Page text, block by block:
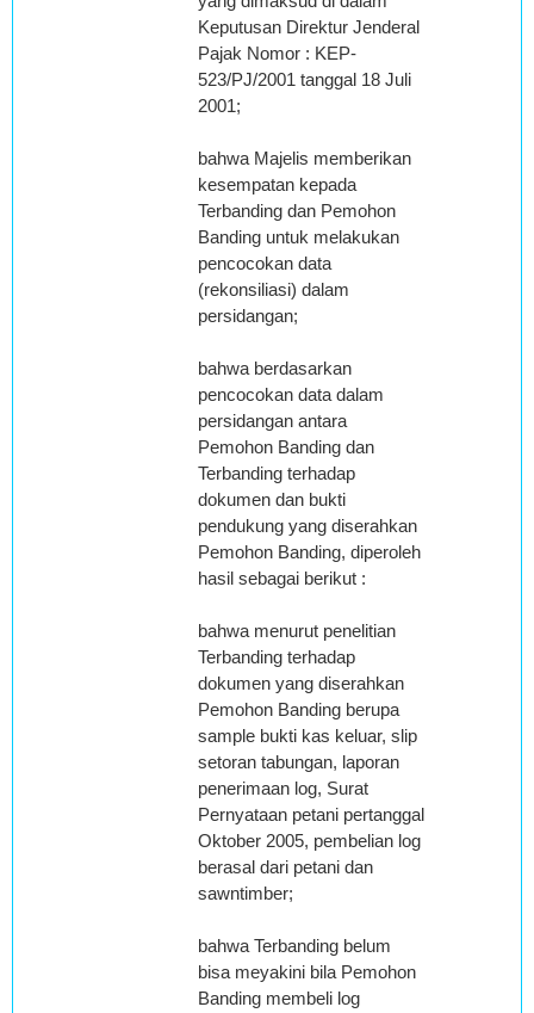
Keputusan Direktur Jenderal
Pajak Nomor : KEP-
523/PJ/2001 tanggal 18 Juli
2001;
bahwa Majelis memberikan
kesempatan kepada
Terbanding dan Pemohon
Banding untuk melakukan
pencocokan data
(rekonsiliasi) dalam
persidangan;
bahwa berdasarkan
pencocokan data dalam
persidangan antara
Pemohon Banding dan
Terbanding terhadap
dokumen dan bukti
pendukung yang diserahkan
Pemohon Banding, diperoleh
hasil sebagai berikut :
bahwa menurut penelitian
Terbanding terhadap
dokumen yang diserahkan
Pemohon Banding berupa
sample bukti kas keluar, slip
setoran tabungan, laporan
penerimaan log, Surat
Pernyataan petani pertanggal
Oktober 2005, pembelian log
berasal dari petani dan
sawntimber;
bahwa Terbanding belum
bisa meyakini bila Pemohon
Banding membeli log